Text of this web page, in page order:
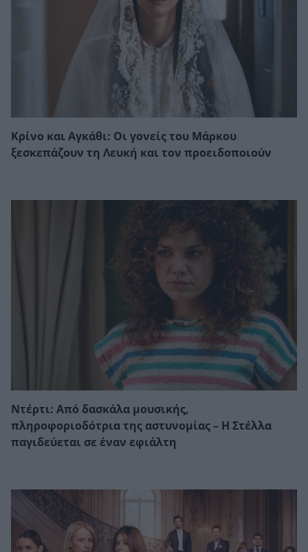
Κρίνο και Αγκάθι: Οι γονείς του Μάρκου
ξεσκεπάζουν τη Λευκή και τον προειδοποιούν
Ντέρτι: Από δασκάλα μουσικής,
πληροφοριοδότρια της αστυνομίας – Η Στέλλα
παγιδεύεται σε έναν εφιάλτη